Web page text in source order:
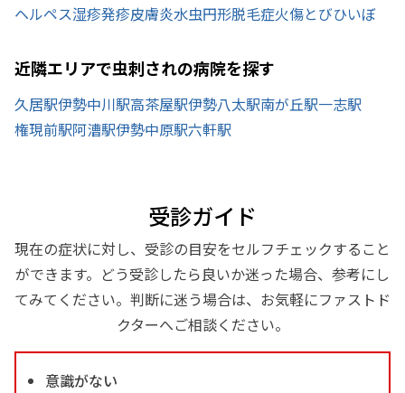
ヘルペス湿疹発疹皮膚炎水虫円形脱毛症火傷とびひいぼ
近隣エリアで虫刺されの病院を探す
久居駅伊勢中川駅高茶屋駅伊勢八太駅南が丘駅一志駅
権現前駅阿漕駅伊勢中原駅六軒駅
受診ガイド
現在の症状に対し、受診の目安をセルフチェックすること
ができます。どう受診したら良いか迷った場合、参考にし
てみてください。判断に迷う場合は、お気軽にファストド
クターへご相談ください。
意識がない